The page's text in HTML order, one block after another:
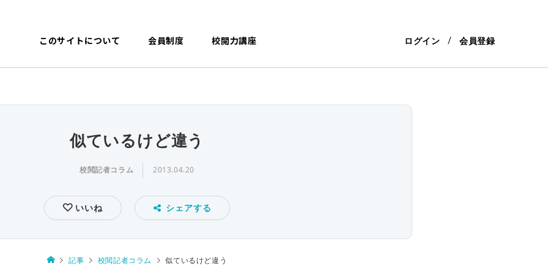
このサイトについて 会員制度 校閲力講座 ログイン 会員登録
似ているけど違う
校閲記者コラム 2013.04.20
いいね シェアする
記事 校閲記者コラム 似ているけど違う